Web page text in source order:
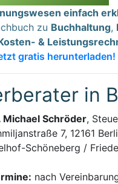
einfach
zu Buchhaltung,
&
gratis herunterladen!
in
Michael Schröder,
7, 12161
Schöneberg /
nach